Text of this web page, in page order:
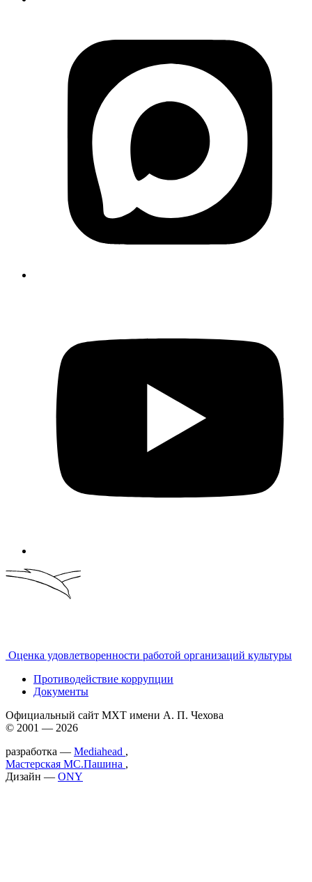
Оценка удовлетворенности работой организаций культуры
Противодействие коррупции
Документы
Официальный сайт МХТ имени А. П. Чехова
© 2001 — 2026
разработка — Mediahead ,
Мастерская МС.Пашина ,
Дизайн — ONY